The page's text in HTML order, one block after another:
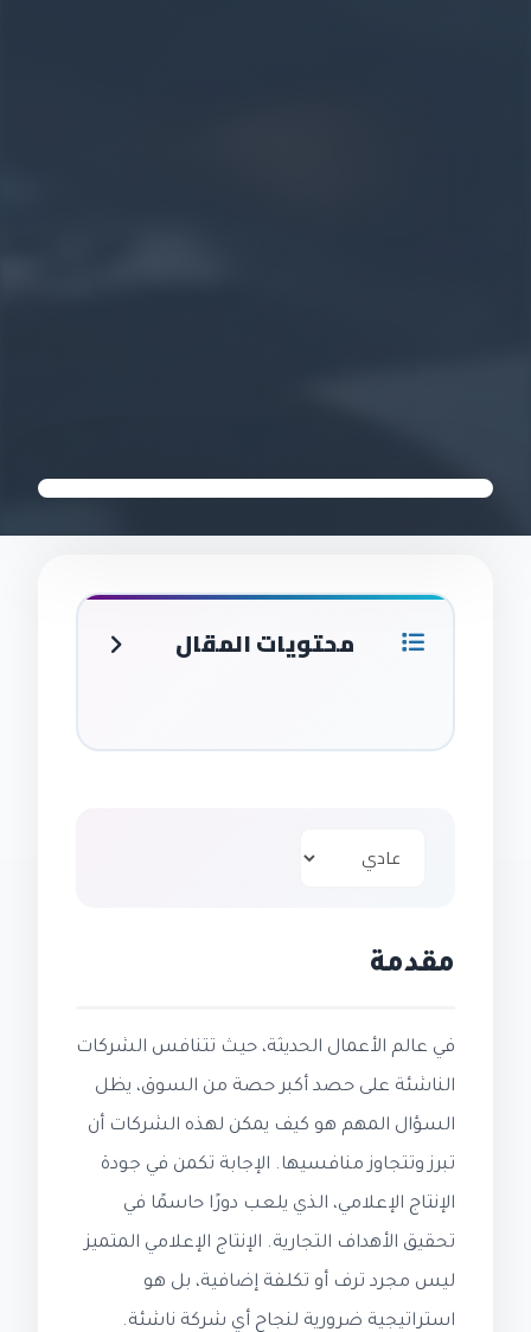
محتويات المقال
مقدمة
في عالم الأعمال الحديثة، حيث تتنافس الشركات
الناشئة على حصد أكبر حصة من السوق، يظل
السؤال المهم هو كيف يمكن لهذه الشركات أن
تبرز وتتجاوز منافسيها. الإجابة تكمن في جودة
الإنتاج الإعلامي، الذي يلعب دورًا حاسمًا في
تحقيق الأهداف التجارية. الإنتاج الإعلامي المتميز
ليس مجرد ترف أو تكلفة إضافية، بل هو
استراتيجية ضرورية لنجاح أي شركة ناشئة.